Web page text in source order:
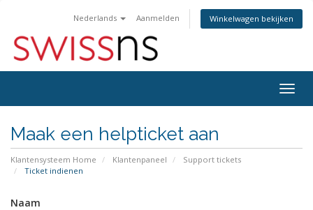
Nederlands Aanmelden Winkelwagen bekijken
in-/
Maak een helpticket aan
Klantensysteem Home Klantenpaneel
Support tickets
Ticket indienen
Naam